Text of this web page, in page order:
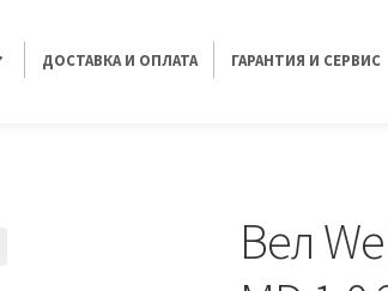
ДОСТАВКА И ОПЛАТА ГАРАНТИЯ И СЕРВИС
Вел